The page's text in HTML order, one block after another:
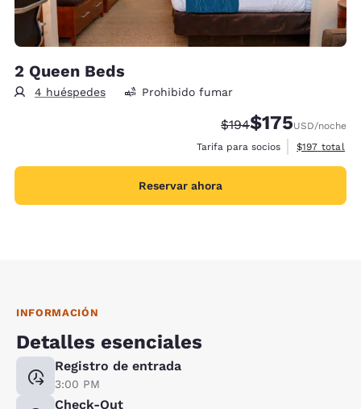
2 Queen Beds
4 huéspedes Prohibido fumar
Precio tachado:
$194Precio con
$175USD/noche
Tarifa para socios
Ver detalles
$197 total
Reservar ahora
INFORMACIÓN
Detalles esenciales
Registro de entrada
3:00 PM
Check-Out